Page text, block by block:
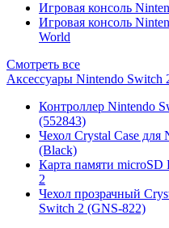
Игровая консоль
Игровая консоль
World
Смотреть все
Аксессуары Nintendo Switch
Контроллер Nintendo
(552843)
Чехол Сrystal Сase для
(Black)
Карта памяти microSD
2
Чехол прозрачный
Switch 2 (GNS-822)